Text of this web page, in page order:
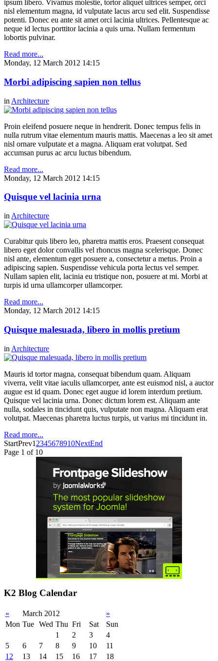
ipsum libero. Vivamus molestie, tortor aliquet ultrices semper, orci
nisl elementum magna, id vulputate lacus arcu sed elit. Suspendisse
potenti. Donec eu ante sit amet orci lacinia ultrices. Pellentesque ac
neque id lectus porttitor lacinia a quis urna. Nullam fermentum
lobortis pulvinar.
Read more...
Monday, 12 March 2012 14:15
Morbi adipiscing sapien non tellus
in Architecture
Proin eleifend posuere neque in hendrerit. Donec tempus felis in
nulla rutrum vitae elementum mauris mattis. Maecenas a leo sit amet
nisl ornare vulputate et a magna. Aliquam erat volutpat. Sed
accumsan purus ac arcu luctus bibendum.
Read more...
Monday, 12 March 2012 14:15
Quisque vel lacinia urna
in Architecture
Curabitur quis libero leo, pharetra mattis eros. Praesent consequat
libero eget dolor convallis vel rhoncus magna scelerisque. Donec
nisl ante, elementum eget posuere a, consectetur a metus. Proin a
adipiscing sapien. Suspendisse vehicula porta lectus vel semper.
Nullam sapien elit, lacinia eu tristique non, posuere at mi. Morbi at
turpis id urna ullamcorper ullamcorper.
Read more...
Monday, 12 March 2012 14:15
Quisque malesuada, libero in mollis pretium
in Architecture
Mauris id tortor magna, consequat bibendum quam. Aliquam
viverra, velit vitae iaculis ullamcorper, ante est euismod nisl, a auctor
augue est id quam. Donec eget augue id lorem interdum pretium.
Quisque vel lacinia urna. Donec dictum lorem est. Aliquam ante
nulla, sodales in tincidunt quis, vulputate non magna. Aliquam erat
volutpat. Maecenas pharetra luctus turpis, ut varius mi tincidunt in.
Read more...
StartPrev1 2345678910NextEnd
Page 1 of 10
K2 Blog Calendar
« March 2012
»
Mon Tue Wed Thu Fri Sat
Sun
1
2 3
4
5
6 7 8 9 10
11
12
13 14 15 16 17
18